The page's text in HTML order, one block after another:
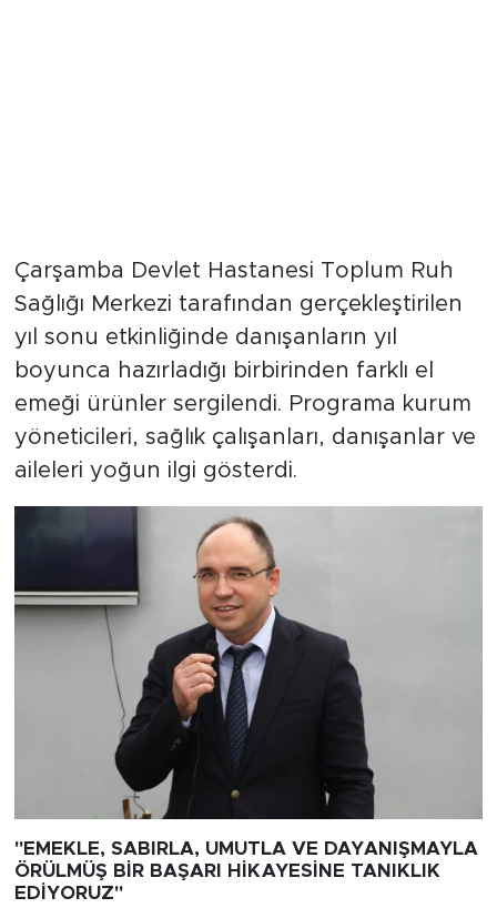
Çarşamba Devlet Hastanesi Toplum Ruh
Sağlığı Merkezi tarafından gerçekleştirilen
yıl sonu etkinliğinde danışanların yıl
boyunca hazırladığı birbirinden farklı el
emeği ürünler sergilendi. Programa kurum
yöneticileri, sağlık çalışanları, danışanlar ve
aileleri yoğun ilgi gösterdi.
"EMEKLE, SABIRLA, UMUTLA VE DAYANIŞMAYLA
ÖRÜLMÜŞ BİR BAŞARI HİKAYESİNE TANIKLIK
EDİYORUZ"